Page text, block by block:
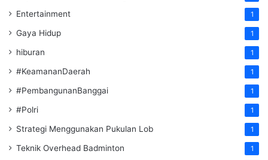
Entertainment 1
Gaya Hidup 1
hiburan 1
#KeamananDaerah 1
#PembangunanBanggai 1
#Polri 1
Strategi Menggunakan Pukulan Lob 1
Teknik Overhead Badminton 1